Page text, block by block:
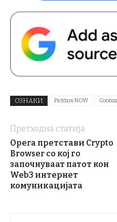
ОЗНАКИ Pickbox NOW
Претходна статија
Opera претстави Crypto
Browser со кој го
започнуваат патот кон
Web3 интернет
комуникацијата